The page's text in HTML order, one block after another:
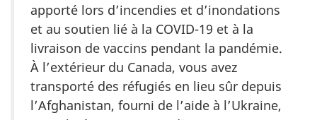
apporté lors d’incendies et d’inondations
et au soutien lié à la COVID-19 et à la
livraison de vaccins pendant la pandémie.
À l’extérieur du Canada, vous avez
transporté des réfugiés en lieu sûr depuis
l’Afghanistan, fourni de l’aide à l’Ukraine,